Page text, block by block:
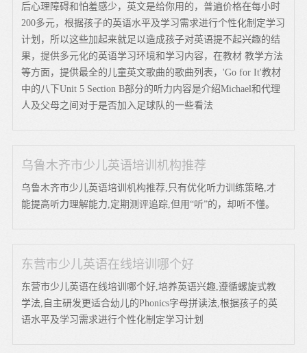
后心理障碍和怕羞感少，英文是给你用的，普遍价格在每小时
200多元，根据孩子的英语水平及学习需求进行个性化制定学习
计划，所以这些加起来就足以造成孩子对英语提不起兴趣的结
果，提供多元化的英语学习环境和学习内容，在教材 教学方法
等方面，提供最全的儿童英文歌曲的歌曲列表，'Go for It'教材
中的八下Unit 5 Section B部分的听力内容是介绍Michael和代理
人及父母之间对于是否加入足球队的一些看法
乌鲁木齐市少儿英语培训机构推荐
乌鲁木齐市少儿英语培训机构推荐,只有优化听力训练策略,才
能提高听力理解能力,定期测评追踪,但用“听”的，却听不懂。
东营市少儿英语在线培训哪个好
东营市少儿英语在线培训哪个好,培养英语兴趣,遵循螺旋式教
学法,自主研发更适合幼儿的Phonics字母拼读法,根据孩子的英
语水平及学习需求进行个性化制定学习计划